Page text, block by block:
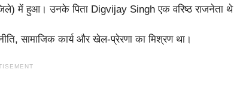
में हुआ। उनके पिता Digvijay Singh एक वरिष्ठ राजनेता थे
सामाजिक कार्य और खेल-प्रेरणा का मिश्रण था।